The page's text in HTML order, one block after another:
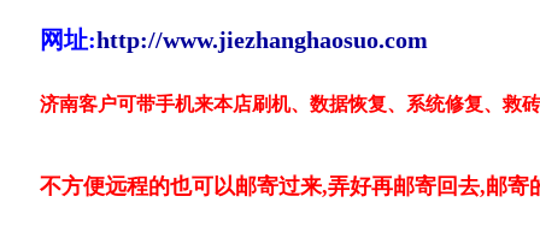
网址:http://www.jiezhanghaosuo.com
济南客户可带手机来本店刷机、数据恢复、系统修复、救
不方便远程的也可以邮寄过来,弄好再邮寄回去,邮寄